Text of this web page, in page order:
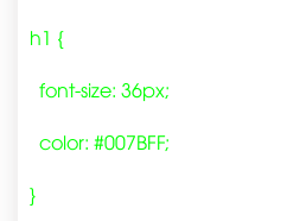
h1 {
font-size: 36px;
color: #007BFF;
}